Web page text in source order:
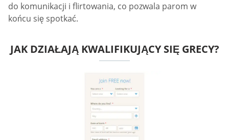
do komunikacji i flirtowania, co pozwala parom w
końcu się spotkać.
JAK DZIAŁAJĄ KWALIFIKUJĄCY SIĘ GRECY?